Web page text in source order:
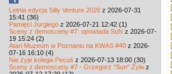
Letnia edycja Silly Venture 2026 z 2026-07-31
15:41 (36)
Pamięci Jurgiego z 2026-07-21 12:42 (1)
Sceny z demosceny #7: opowiada SuN z 2026-07-
19 15:24 (2)
Atari Muzeum w Poznaniu na KWAS #40 z 2026-
07-16 16:10 (4)
Nie żyje kolega Pecuś z 2026-07-13 18:00 (30)
Sceny z demosceny #7 - Grzegorz "Sun" Żyła z